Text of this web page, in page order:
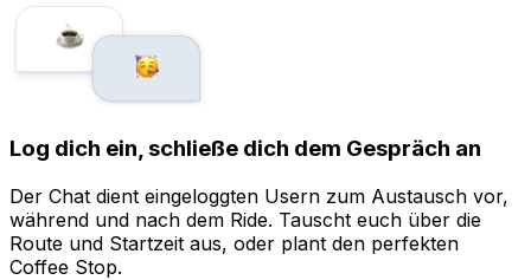
Log dich ein, schließe dich dem Gespräch an
Der Chat dient eingeloggten Usern zum Austausch vor,
während und nach dem Ride. Tauscht euch über die
Route und Startzeit aus, oder plant den perfekten
Coffee Stop.